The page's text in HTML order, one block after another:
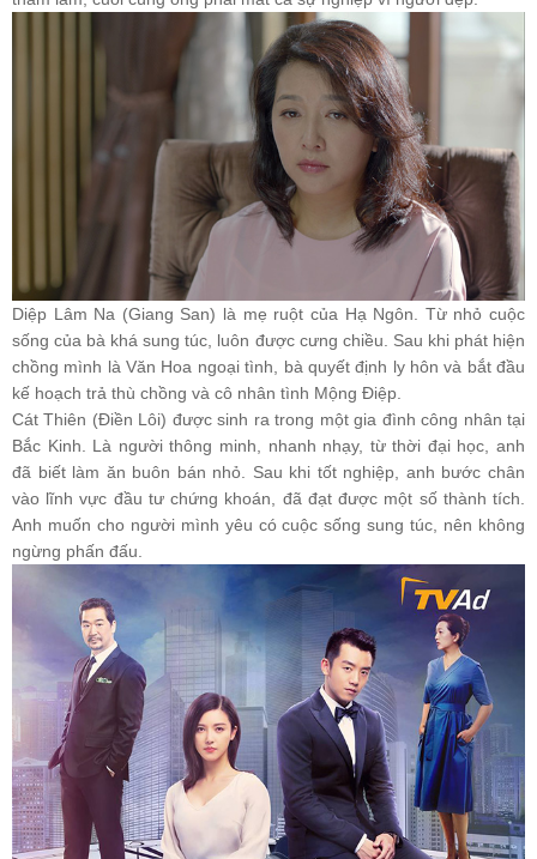
Diệp Lâm Na (Giang San) là mẹ ruột của Hạ Ngôn. Từ nhỏ cuộc
sống của bà khá sung túc, luôn được cưng chiều. Sau khi phát hiện
chồng mình là Văn Hoa ngoại tình, bà quyết định ly hôn và bắt đầu
kế hoạch trả thù chồng và cô nhân tình Mộng Điệp.
Cát Thiên (Điền Lôi) được sinh ra trong một gia đình công nhân tại
Bắc Kinh. Là người thông minh, nhanh nhạy, từ thời đại học, anh
đã biết làm ăn buôn bán nhỏ. Sau khi tốt nghiệp, anh bước chân
vào lĩnh vực đầu tư chứng khoán, đã đạt được một số thành tích.
Anh muốn cho người mình yêu có cuộc sống sung túc, nên không
ngừng phấn đấu.